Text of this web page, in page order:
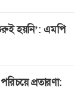
হয়নি’: এমপি
প্রতারণা: